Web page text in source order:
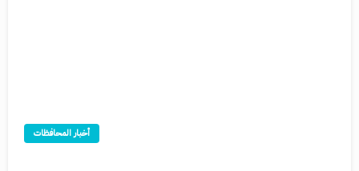
أخبار المحافظات